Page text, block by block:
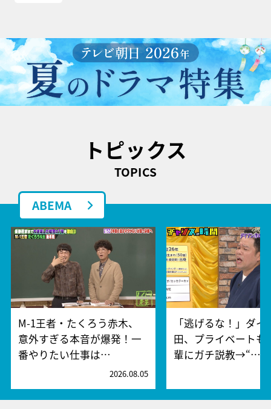
トピックス
TOPICS
ABEMA
M-1王者・たくろう赤木、
意外すぎる本音が爆発！一
番やりたい仕事は…
2026.08.05
「逃げるな！」ダイ
田、プライベートも
輩にガチ説教→“…